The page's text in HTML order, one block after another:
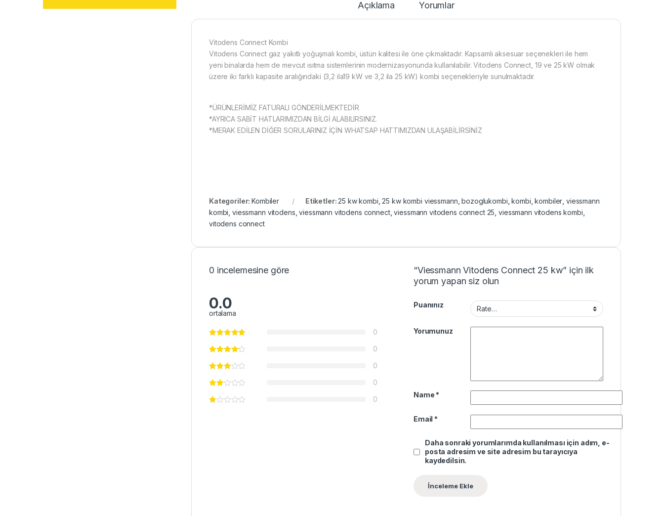
Açıklama Yorumlar
Vitodens Connect Kombi
Vitodens Connect gaz yakıtlı yoğuşmalı kombi, üstün kalitesi ile öne çıkmaktadır. Kapsamlı aksesuar seçenekleri ile hem
yeni binalarda hem de mevcut ısıtma sistemlerinin modernizasyonunda kullanılabilir. Vitodens Connect, 19 ve 25 kW olmak
üzere iki farklı kapasite aralığındaki (3,2 ila19 kW ve 3,2 ila 25 kW) kombi seçenekleriyle sunulmaktadır.
*ÜRÜNLERİMİZ FATURALI GÖNDERİLMEKTEDİR
*AYRICA SABİT HATLARIMIZDAN BİLGİ ALABILIRSINIZ.
*MERAK EDİLEN DİĞER SORULARINIZ İÇİN WHATSAP HATTIMIZDAN ULAŞABİLİRSİNİZ
Kategoriler:Kombiler Etiketler:25 kw kombi ,25 kw kombi viessmann ,bozoglukombi ,kombi ,kombiler viessmann
kombi ,viessmann vitodens ,viessmann vitodens connect,viessmann vitodens connect 25 ,viessmann vitodens kombi
vitodens connect
0 incelemesine göre
0.0
ortalama
0
0
0
0
0
“Viessmann Vitodens Connect 25 kw” için ilk
yorum yapan siz olun
Puanınız
Yorumunuz
Name *
Email *
Daha sonraki yorumlarımda kullanılması için adım, e-
posta adresim ve site adresim bu tarayıcıya
kaydedilsin.